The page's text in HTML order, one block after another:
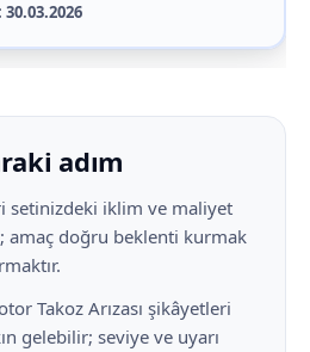
adım
setinizdeki iklim ve maliyet
amaç doğru beklenti kurmak
Takoz Arızası şikâyetleri
gelebilir; seviye ve uyarı